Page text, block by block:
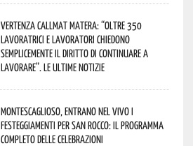
Vertenza CallMat Matera: “Oltre 350
lavoratrici e lavoratori chiedono
semplicemente il diritto di continuare a
lavorare”. Le ultime notizie
Montescaglioso, entrano nel vivo i
festeggiamenti per San Rocco: il programma
completo delle celebrazioni